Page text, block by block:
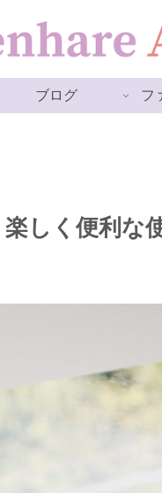
ブログ フ
しく便利な